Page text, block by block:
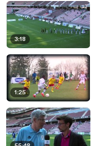
3:18
1:25